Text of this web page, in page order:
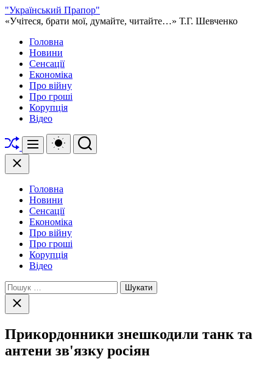
Перейти
до
"Український Прапор"
«Учітеся, брати мої, думайте, читайте…» Т.Г. Шевченко
Головна
Новини
Сенсації
Економіка
Про війну
Про гроші
Корупція
Відео
Перетасувати
Меню
Перемикач
кольорового
Пошук
Закрити
Головна
Новини
Сенсації
Економіка
Про війну
Про гроші
Корупція
Відео
Пошук:
Закрити
пошук
Прикордонники знешкодили танк та
антени зв'язку росіян